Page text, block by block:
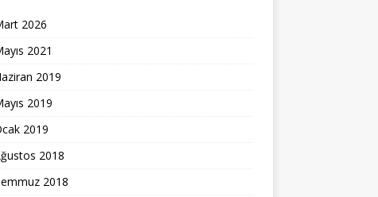
2026
2021
2019
2019
2019
2018
2018